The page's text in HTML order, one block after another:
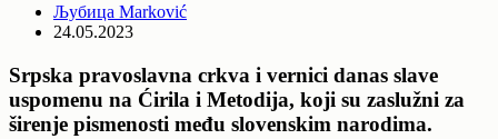
Љубица Marković
24.05.2023
Srpska pravoslavna crkva i vernici danas slave
uspomenu na Ćirila i Metodija, koji su zaslužni za
širenje pismenosti među slovenskim narodima.